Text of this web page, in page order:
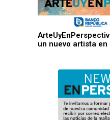
un nuevo artista